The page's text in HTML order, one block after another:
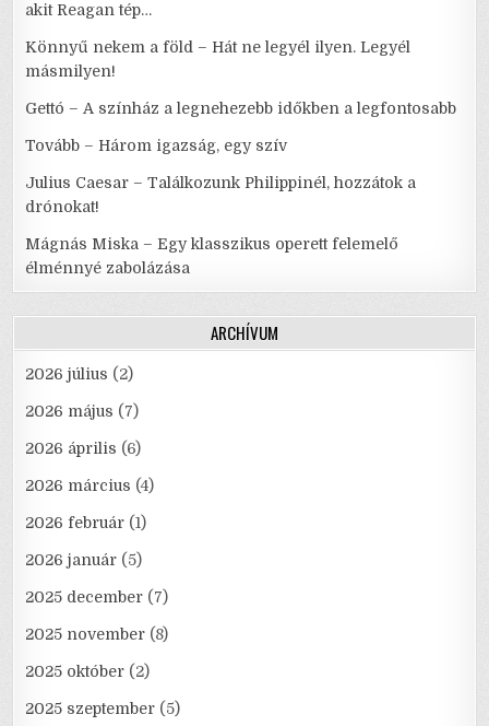
akit Reagan tép…
Könnyű nekem a föld – Hát ne legyél ilyen. Legyél
másmilyen!
Gettó – A színház a legnehezebb időkben a legfontosabb
Tovább – Három igazság, egy szív
Julius Caesar – Találkozunk Philippinél, hozzátok a
drónokat!
Mágnás Miska – Egy klasszikus operett felemelő
élménnyé zabolázása
ARCHÍVUM
2026 július (2)
2026 május (7)
2026 április (6)
2026 március (4)
2026 február (1)
2026 január (5)
2025 december (7)
2025 november (8)
2025 október (2)
2025 szeptember (5)